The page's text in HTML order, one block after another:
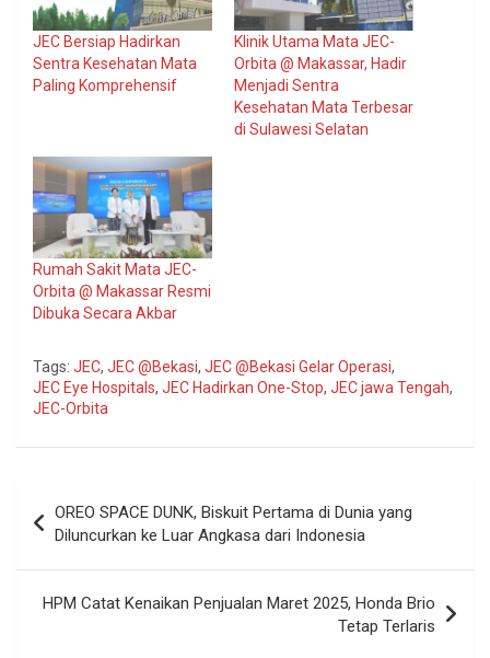
JEC Bersiap Hadirkan
Sentra Kesehatan Mata
Paling Komprehensif
Klinik Utama Mata JEC-
Orbita @ Makassar, Hadir
Menjadi Sentra
Kesehatan Mata Terbesar
di Sulawesi Selatan
Rumah Sakit Mata JEC-
Orbita @ Makassar Resmi
Dibuka Secara Akbar
Tags: JEC, JEC @Bekasi, JEC @Bekasi Gelar Operasi,
JEC Eye Hospitals, JEC Hadirkan One-Stop, JEC jawa Tengah,
JEC-Orbita
pos
OREO SPACE DUNK, Biskuit Pertama di Dunia yang
Diluncurkan ke Luar Angkasa dari Indonesia
HPM Catat Kenaikan Penjualan Maret 2025, Honda Brio
Tetap Terlaris